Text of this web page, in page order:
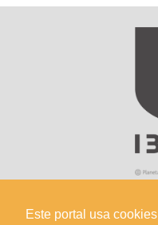
Este portal usa